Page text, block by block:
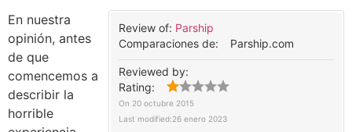
Review of: Parship
Comparaciones de:
Parship.com
Reviewed by:
Rating:
On 20 octubre 2015
Last modified:26 enero 2023
En nuestra
opinión, antes
de que
comencemos a
describir la
horrible